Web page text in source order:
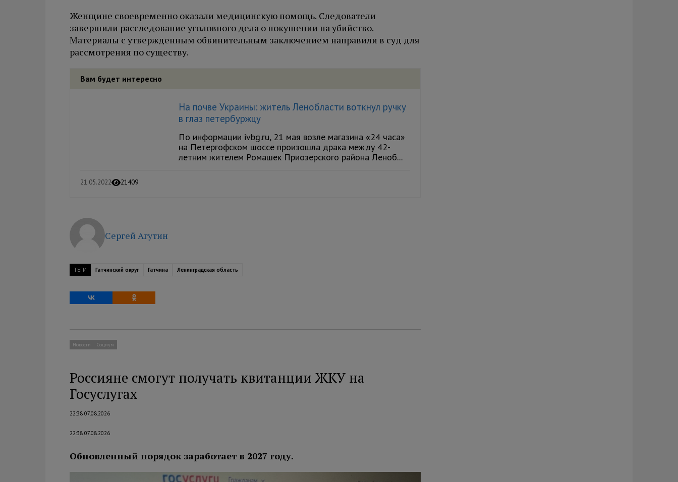
Женщине своевременно оказали медицинскую помощь. Следователи
завершили расследование уголовного дела о покушении на убийство.
Материалы с утвержденным обвинительным заключением направили в суд для
рассмотрения по существу.
Вам будет интересно
На почве Украины: житель Ленобласти воткнул ручку
в глаз петербуржцу
По информации ivbg.ru, 21 мая возле магазина «24 часа»
на Петергофском шоссе произошла драка между 42-
летним жителем Ромашек Приозерского района Леноб...
21.05.2022 21409
Сергей Агутин
ТЕГИ Гатчинский округ Гатчина Ленинградская область
Новости Социум
Россияне смогут получать квитанции ЖКУ на
Госуслугах
22:38 07.08.2026
22:38 07.08.2026
Обновленный порядок заработает в 2027 году.